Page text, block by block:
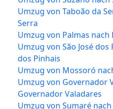
Umzug von Taboão da
Serra
Umzug von Palmas nach
Umzug von São José dos
dos Pinhais
Umzug von Mossoró
Umzug von Governador
Governador Valadares
Umzug von Sumaré